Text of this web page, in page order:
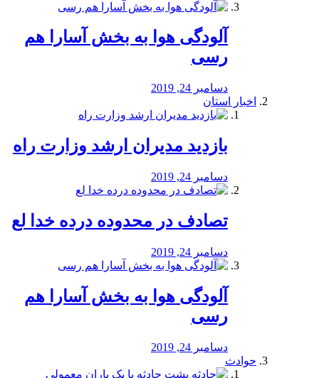
آلودگی هوا به بخش آسارا هم
رسی
دسامبر 24, 2019
اخبار استان
بازدید مدیران ارشد وزارت راه
دسامبر 24, 2019
تصادف در محدوده درده خدا لع
دسامبر 24, 2019
آلودگی هوا به بخش آسارا هم
رسی
دسامبر 24, 2019
حوادث